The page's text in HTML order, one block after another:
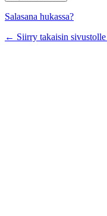
Salasana hukassa?
← Siirry takaisin